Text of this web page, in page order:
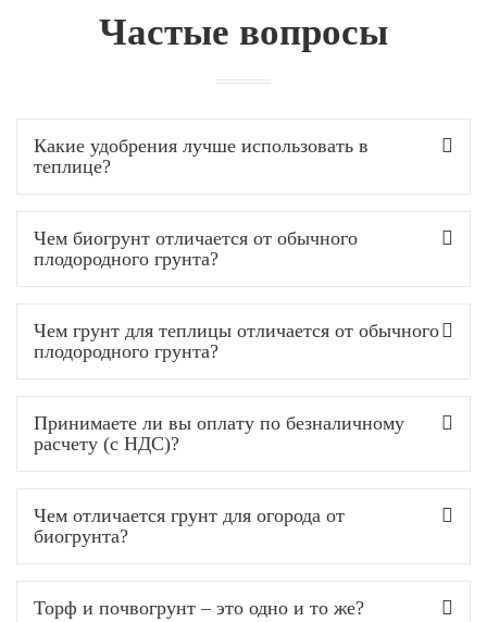
Частые вопросы
Какие удобрения лучше использовать в
теплице?
Чем биогрунт отличается от обычного
плодородного грунта?
Чем грунт для теплицы отличается от обычного
плодородного грунта?
Принимаете ли вы оплату по безналичному
расчету (с НДС)?
Чем отличается грунт для огорода от
биогрунта?
Торф и почвогрунт – это одно и то же?